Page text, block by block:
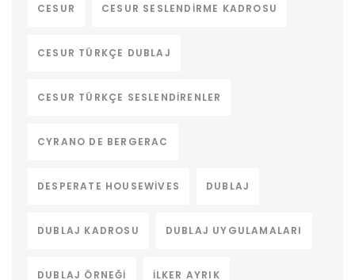
CESUR CESUR SESLENDIRME KADROSU
CESUR TÜRKÇE DUBLAJ
CESUR TÜRKÇE SESLENDIRENLER
CYRANO DE BERGERAC
DESPERATE HOUSEWIVES DUBLAJ
DUBLAJ KADROSU DUBLAJ UYGULAMALARI
DUBLAJ ÖRNEĞI ILKER AYRIK